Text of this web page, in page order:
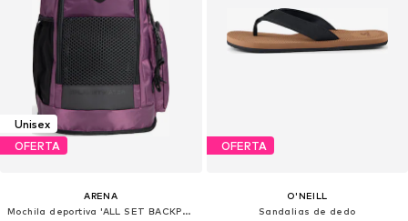
Unisex
OFERTA
ARENA
Mochila deportiva 'ALL SET BACKPACK 45L'
OFERTA
O'NEILL
Sandalias de dedo